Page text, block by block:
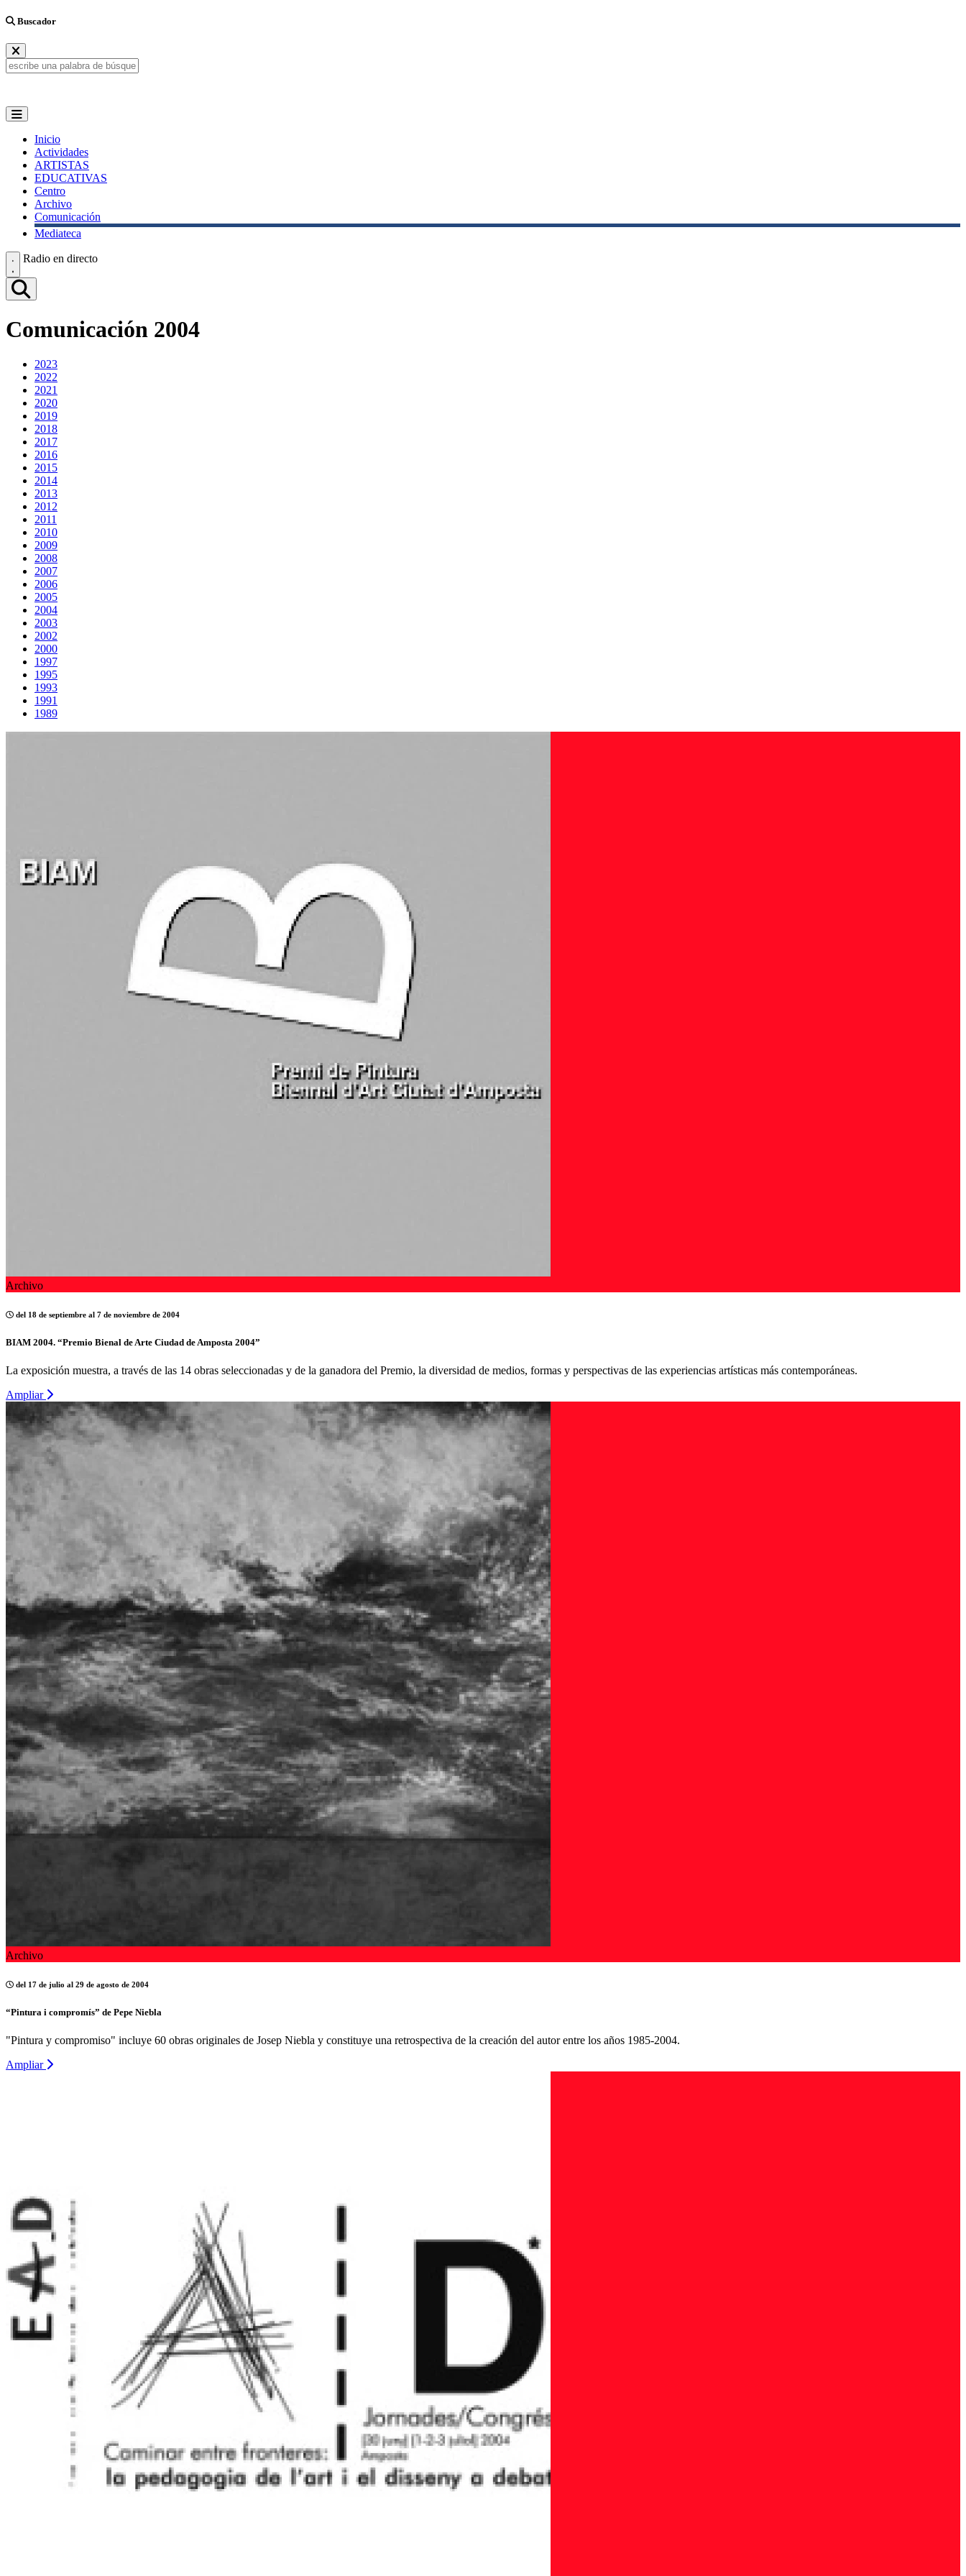
Buscador
Inicio
Actividades
ARTISTAS
EDUCATIVAS
Centro
Archivo
Comunicación
Mediateca
Radio en directo
Comunicación 2004
2023
2022
2021
2020
2019
2018
2017
2016
2015
2014
2013
2012
2011
2010
2009
2008
2007
2006
2005
2004
2003
2002
2000
1997
1995
1993
1991
1989
Archivo
del 18 de septiembre al 7 de noviembre de 2004
BIAM 2004. “Premio Bienal de Arte Ciudad de Amposta 2004”
La exposición muestra, a través de las 14 obras seleccionadas y de la ganadora del Premio, la diversidad de medios, formas y perspectivas de las experiencias artísticas más contemporáneas.
Ampliar
Archivo
del 17 de julio al 29 de agosto de 2004
“Pintura i compromís” de Pepe Niebla
"Pintura y compromiso" incluye 60 obras originales de Josep Niebla y constituye una retrospectiva de la creación del autor entre los años 1985-2004.
Ampliar